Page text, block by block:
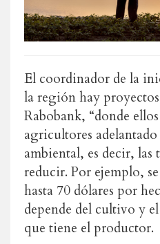
El coordinador de la
la región hay proyectos
Rabobank, “donde
agricultores
ambiental, es decir, las
reducir. Por ejemplo,
hasta 70 dólares por
depende del cultivo y
que tiene el productor.